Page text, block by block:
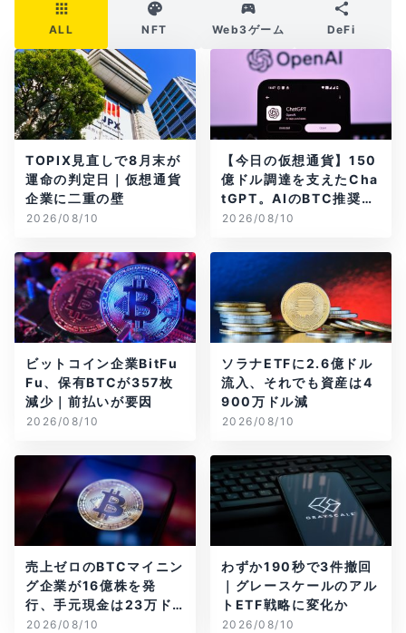
ALL NFT Web3ゲーム DeFi
TOPIX見直しで8月末が
運命の判定日｜仮想通貨
企業に二重の壁
2026/08/10
【今日の仮想通貨】150
億ドル調達を支えたCha
tGPT。AIのBTC推奨は
聞き方次第？
2026/08/10
ビットコイン企業BitFu
Fu、保有BTCが357枚
減少｜前払いが要因
2026/08/10
ソラナETFに2.6億ドル
流入、それでも資産は4
900万ドル減
2026/08/10
売上ゼロのBTCマイニン
グ企業が16億株を発
行、手元現金は23万ド
ル
2026/08/10
わずか190秒で3件撤回
｜グレースケールのアル
トETF戦略に変化か
2026/08/10